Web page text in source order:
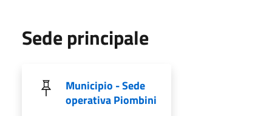
Sede principale
Municipio - Sede
operativa Piombini